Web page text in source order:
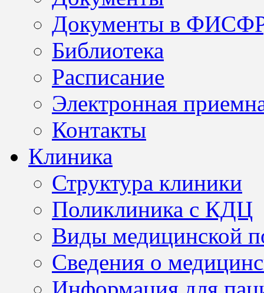
Документы в
Библиотека
Расписание
Электронная
Контакты
Клиника
Структура клиники
Поликлиника с КДЦ
Виды медицинской
Сведения о